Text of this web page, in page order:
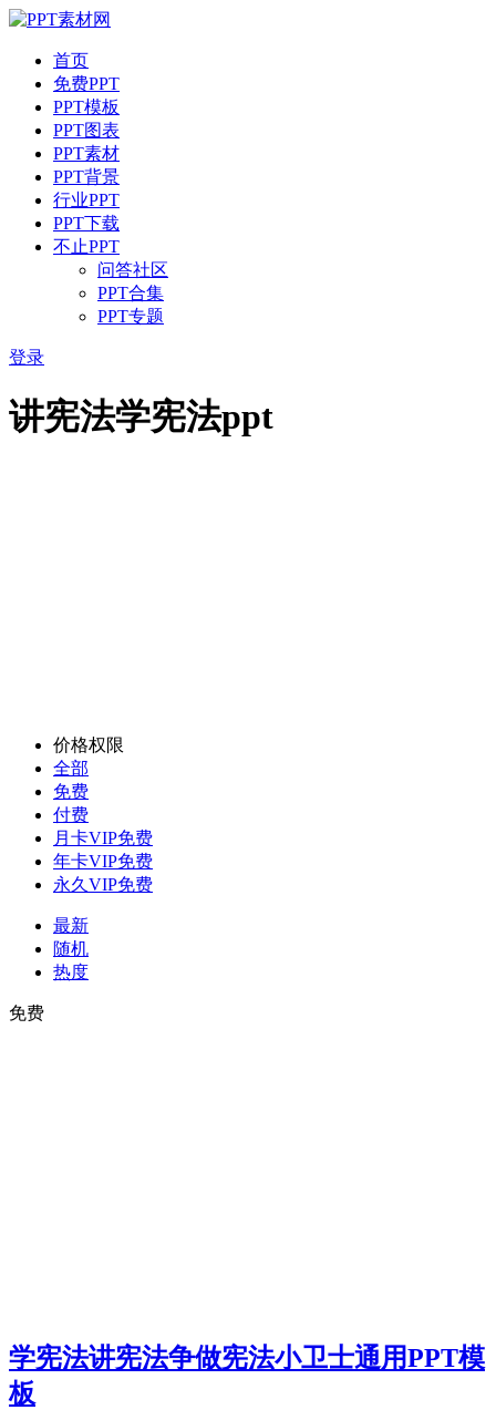
首页
免费PPT
PPT模板
PPT图表
PPT素材
PPT背景
行业PPT
PPT下载
不止PPT
问答社区
PPT合集
PPT专题
登录
讲宪法学宪法ppt
价格权限
全部
免费
付费
月卡VIP免费
年卡VIP免费
永久VIP免费
最新
随机
热度
免费
学宪法讲宪法争做宪法小卫士通用PPT模
板